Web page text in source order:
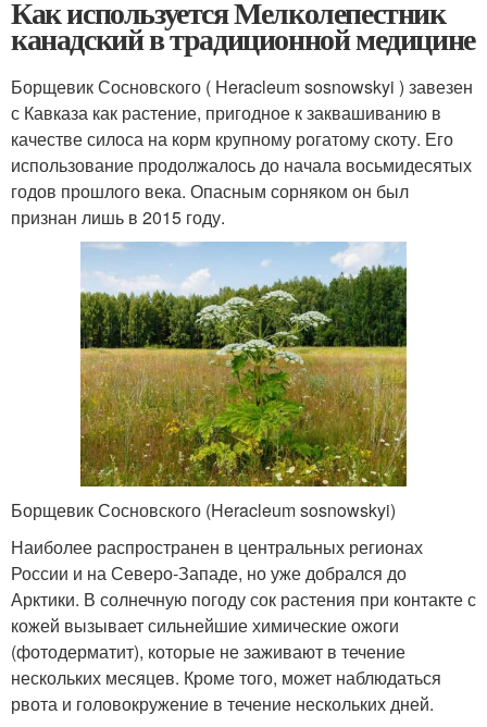
Как используется Мелколепестник
канадский в традиционной медицине
Борщевик Сосновского ( Heracleum sosnowskyi ) завезен
с Кавказа как растение, пригодное к заквашиванию в
качестве силоса на корм крупному рогатому скоту. Его
использование продолжалось до начала восьмидесятых
годов прошлого века. Опасным сорняком он был
признан лишь в 2015 году.
Борщевик Сосновского (Heracleum sosnowskyi)
Наиболее распространен в центральных регионах
России и на Северо-Западе, но уже добрался до
Арктики. В солнечную погоду сок растения при контакте с
кожей вызывает сильнейшие химические ожоги
(фотодерматит), которые не заживают в течение
нескольких месяцев. Кроме того, может наблюдаться
рвота и головокружение в течение нескольких дней.